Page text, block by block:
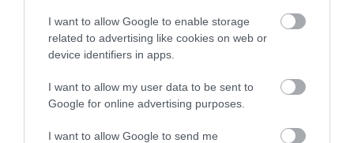
I want to allow Google to enable storage
related to advertising like cookies on web or
device identifiers in apps.
I want to allow my user data to be sent to
Google for online advertising purposes.
I want to allow Google to send me